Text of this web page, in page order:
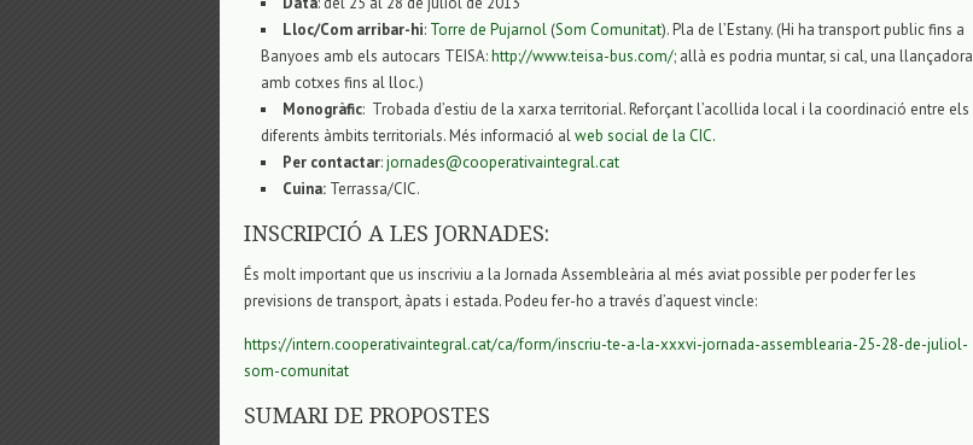
Lloc/Com arribar-hi: Torre de Pujarnol (Som Comunitat). Pla de l’Estany. (Hi ha transport public fins a
Banyoes amb els autocars TEISA:http://www.teisa-bus.com/; allà es podria muntar, si cal, una llançadora
amb cotxes fins al lloc.)
Monogràfic: Trobada d’estiu de la xarxa territorial. Reforçant l’acollida local i la coordinació entre els
diferents àmbits territorials. Més informació alweb social de la CIC.
Per contactar:jornades@cooperativaintegral.cat
Cuina: Terrassa/CIC.
​INSCRIPCIÓ A LES JORNADES:
És molt important que us inscriviu a la Jornada Assembleària al més aviat possible per poder fer les
previsions de transport, àpats i estada. Podeu fer-ho a través d’aquest vincle:
https://intern.cooperativaintegral.cat/ca/form/inscriu-te-a-la-xxxvi-jornada-assemblearia-25-28-de-juliol-
som-comunitat
SUMARI DE PROPOSTES